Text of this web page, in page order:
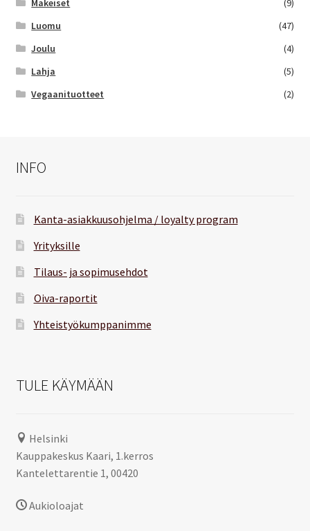
Makeiset
(9)
Luomu
(47)
Joulu
(4)
Lahja
(5)
Vegaanituotteet
(2)
INFO
Kanta-asiakkuusohjelma / loyalty program
Yrityksille
Tilaus- ja sopimusehdot
Oiva-raportit
Yhteistyökumppanimme
TULE KÄYMÄÄN
Helsinki
Kauppakeskus Kaari, 1.kerros
Kantelettarentie 1, 00420
Aukioloajat